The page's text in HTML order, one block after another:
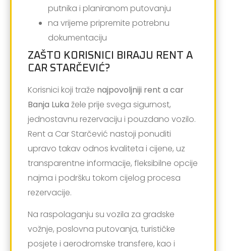
putnika i planiranom putovanju
na vrijeme pripremite potrebnu
dokumentaciju
ZAŠTO KORISNICI BIRAJU RENT A
CAR STARČEVIĆ?
Korisnici koji traže najpovoljniji rent a car
Banja Luka žele prije svega sigurnost,
jednostavnu rezervaciju i pouzdano vozilo.
Rent a Car Starčević nastoji ponuditi
upravo takav odnos kvaliteta i cijene, uz
transparentne informacije, fleksibilne opcije
najma i podršku tokom cijelog procesa
rezervacije.
Na raspolaganju su vozila za gradske
vožnje, poslovna putovanja, turističke
posjete i aerodromske transfere, kao i